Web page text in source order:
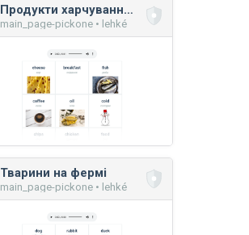
Продукти харчування, їжа, напої
main_page-pickone • lehké
Тварини на фермі
main_page-pickone • lehké